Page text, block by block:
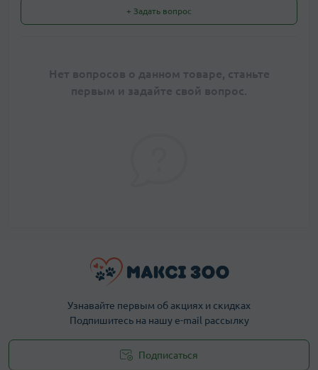
+ Задать вопрос
Нет вопросов о данном товаре, станьте
первым и задайте свой вопрос.
Узнавайте первым об акциях и скидках
Подпишитесь на нашу e-mail рассылку
Подписаться